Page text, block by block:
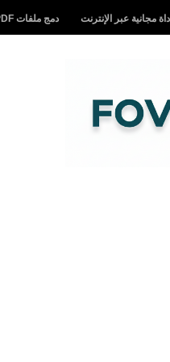
دمج ملفات PDF